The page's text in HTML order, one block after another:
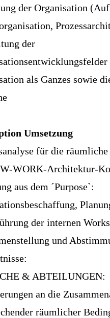
der Organisation
der
als Ganzes sowie
Umsetzung
für die räumliche
WORK-Architektur-
aus dem ´Purpose`:
der internen
und
& ABTEILUNGEN:
an die
räumlicher